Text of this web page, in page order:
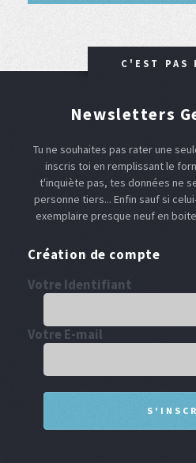
C'EST PAS
Newsletters
Tu ne souhaites pas rater une
inscris toi en remplissant le
t'inquiète pas, tes données ne
personne tiers... Enfin sauf si
exemplaire presque neuf en
Création de compte
Votre Identifiant
Votre E-mail